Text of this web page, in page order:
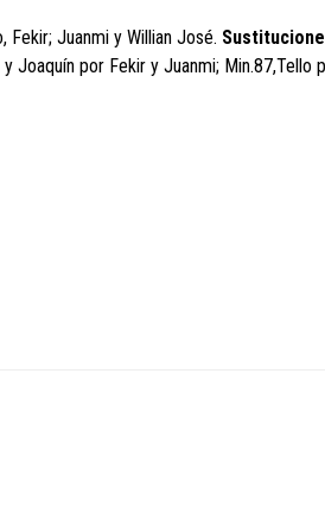
Fekir; Juanmi y Willian José.
Joaquín por Fekir y Juanmi; Min.87,Tello